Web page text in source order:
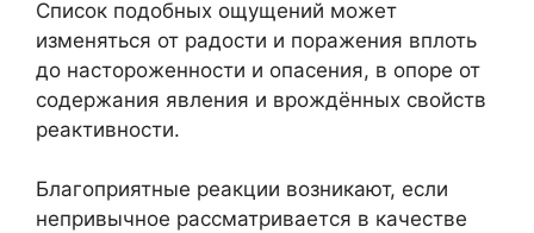
Список подобных ощущений может
изменяться от радости и поражения вплоть
до настороженности и опасения, в опоре от
содержания явления и врождённых свойств
реактивности.
Благоприятные реакции возникают, если
непривычное рассматривается в качестве